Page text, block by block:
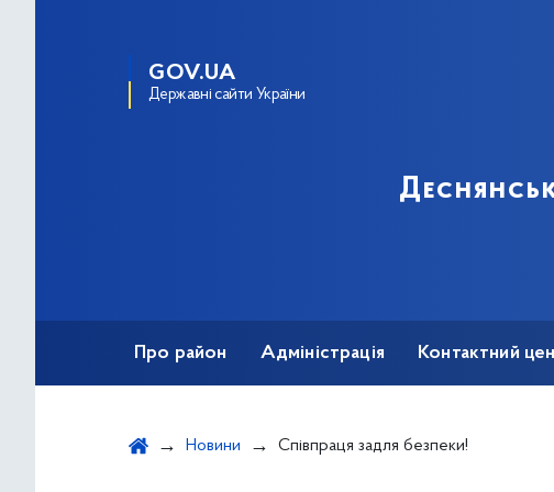
GOV.UA
Державні сайти України
Про район Адміністрація Контактний
Новини Співпраця задля безпеки!